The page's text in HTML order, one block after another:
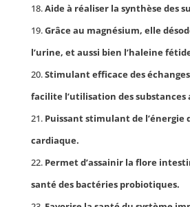
Aide à réaliser la synthèse des
Grâce au magnésium, elle
l’urine, et aussi bien l’haleine
Stimulant efficace des
facilite l’utilisation des
Puissant stimulant de l’énergie
cardiaque.
Permet d’assainir la flore
santé des bactéries probiotiques.